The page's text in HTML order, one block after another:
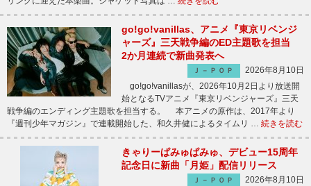
go!go!vanillas、アニメ『東京リベンジ
ャーズ』三天戦争編のED主題歌を担当
2か月連続で新曲発表へ
Ｊ－ＰＯＰ
2026年8月10日
go!go!vanillasが、2026年10月2日より放送開
始となるTVアニメ『東京リベンジャーズ』三天
戦争編のエンディング主題歌を担当する。 本アニメの原作は、2017年より
『週刊少年マガジン』で連載開始した、和久井健によるタイムリ … 続きを読む
きゃりーぱみゅぱみゅ、デビュー15周年
記念日に新曲「月姫」配信リリース
Ｊ－ＰＯＰ
2026年8月10日